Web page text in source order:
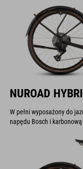
NUROAD
W pełni wyposażony do
napędu Bosch i karbonową